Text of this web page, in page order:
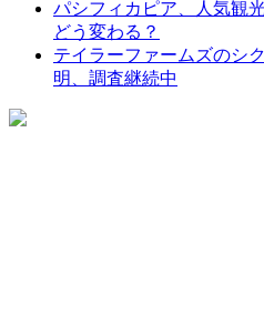
パシフィカピア、人気観
どう変わる？
テイラーファームズのシ
明、調査継続中